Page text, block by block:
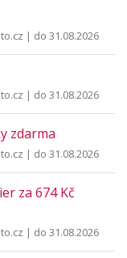
| do 31.08.2026
| do 31.08.2026
zdarma
| do 31.08.2026
za 674 Kč
| do 31.08.2026